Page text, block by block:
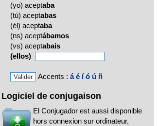
(yo) aceptaba
(tú) aceptabas
(él) aceptaba
(ns) aceptábamos
(vs) aceptabais
(ellos)
Accents : á é í ó ú ñ
Logiciel de conjugaison
El Conjugador est aussi disponible
hors connexion sur ordinateur,